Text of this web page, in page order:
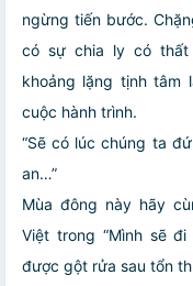
ngừng tiến bước.
có sự chia ly có thất
khoảng lặng tịnh tâm
cuộc hành trình.
“Sẽ có lúc chúng ta
an…”
Mùa đông này hãy
Việt trong “Mình sẽ
được gột rửa sau tổn